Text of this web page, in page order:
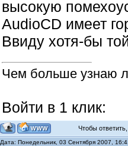
высокую
AudioCD имеет
Ввиду хотя-бы
Чем больше узнаю
Войти в 1 клик:
Чтобы
Дата: Понедельник, 03 Сентября 2007,